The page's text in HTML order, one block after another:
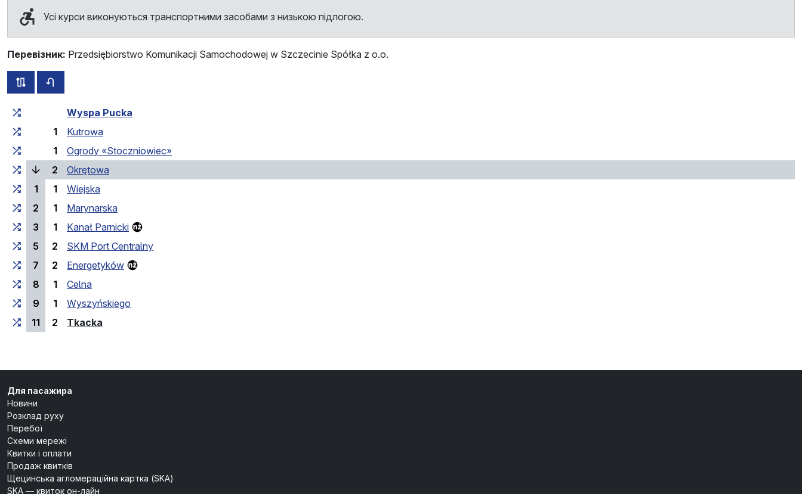
Усі курси виконуються транспортними засобами з низькою підлогою.
Перевізник: Przedsiębiorstwo Komunikacji Samochodowej w Szczecinie Spółka z o.o.
всі схеми цього маршруту
Загальний час у дорозі
Wyspa Pucka
1
Kutrowa
1
Ogrody «Stoczniowiec»
2
Okrętowa
1
1
Wiejska
2
1
Marynarska
3
1
Kanał Parnicki
5
2
SKM Port Centralny
7
2
Energetyków
8
1
Celna
9
1
Wyszyńskiego
11
2 Tkacka
Для пасажира
Новини
Розклад руху
Перебої
Схеми мережі
Квитки і оплати
Продаж квитків
Щецинська агломераційна картка (SKA)
SKA — квиток он-лайн